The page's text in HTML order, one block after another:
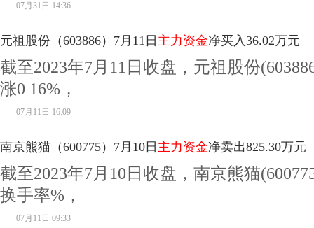
07月31日 14:36
元祖股份（603886）7月11日 主力资金净买入36.02万元
截至2023年7月11日收盘，元祖股份
涨0 16%，
07月11日 16:09
南京熊猫（600775）7月10日 主力资金净卖出825.30万元
截至2023年7月10日收盘，南京熊猫
换手率%，
07月11日 09:33